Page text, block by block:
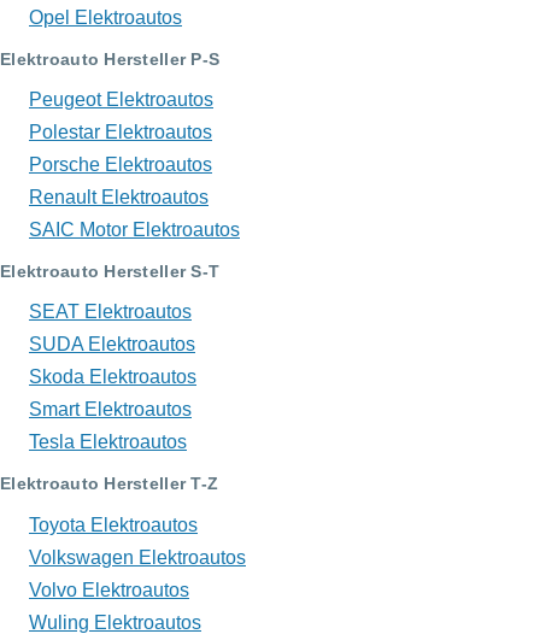
Opel Elektroautos
Elektroauto Hersteller P-S
Peugeot Elektroautos
Polestar Elektroautos
Porsche Elektroautos
Renault Elektroautos
SAIC Motor Elektroautos
Elektroauto Hersteller S-T
SEAT Elektroautos
SUDA Elektroautos
Skoda Elektroautos
Smart Elektroautos
Tesla Elektroautos
Elektroauto Hersteller T-Z
Toyota Elektroautos
Volkswagen Elektroautos
Volvo Elektroautos
Wuling Elektroautos